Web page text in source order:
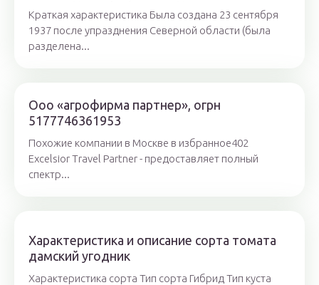
Краткая характеристика Была создана 23 сентября
1937 после упразднения Северной области (была
разделена...
Ооо «агрофирма партнер», огрн
5177746361953
Похожие компании в Москвe в избранное402
Excelsior Travel Partner - предоставляет полный
спектр...
Характеристика и описание сорта томата
дамский угодник
Характеристика сорта Тип сорта Гибрид Тип куста